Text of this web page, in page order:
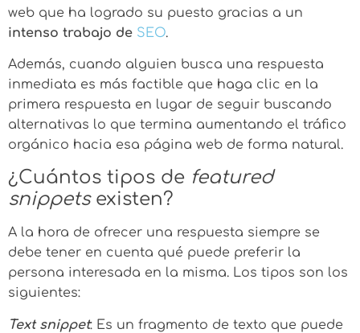
web que ha logrado su puesto gracias a un
intenso trabajo de SEO.
Además, cuando alguien busca una respuesta
inmediata es más factible que haga clic en la
primera respuesta en lugar de seguir buscando
alternativas lo que termina aumentando el tráfico
orgánico hacia esa página web de forma natural.
¿Cuántos tipos de featured
snippetsexisten?
A la hora de ofrecer una respuesta siempre se
debe tener en cuenta qué puede preferir la
persona interesada en la misma. Los tipos son los
siguientes:
Text snippet: Es un fragmento de texto que puede